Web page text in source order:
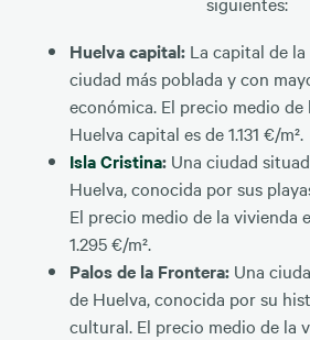
Huelva capital:La capital de la
ciudad más poblada y con
económica. El precio medio de
Huelva capital es de 1.131 €/m².
Isla Cristina:Una ciudad
Huelva, conocida por sus
El precio medio de la vivienda
1.295 €/m².
Palos de la Frontera:Una
de Huelva, conocida por su
cultural. El precio medio de la